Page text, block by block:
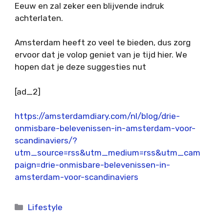
Eeuw en zal zeker een blijvende indruk
achterlaten.
Amsterdam heeft zo veel te bieden, dus zorg
ervoor dat je volop geniet van je tijd hier. We
hopen dat je deze suggesties nut
[ad_2]
https://amsterdamdiary.com/nl/blog/drie-
onmisbare-belevenissen-in-amsterdam-voor-
scandinaviers/?
utm_source=rss&utm_medium=rss&utm_cam
paign=drie-onmisbare-belevenissen-in-
amsterdam-voor-scandinaviers
Categorieën
Lifestyle